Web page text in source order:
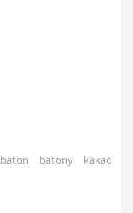
baton batony
kakao